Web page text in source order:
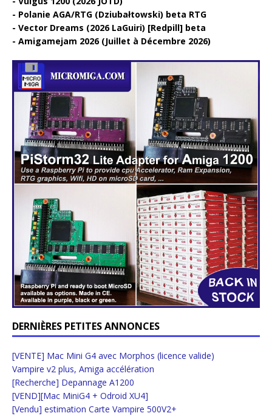
Polanie AGA/RTG (Dziubałtowski) beta RTG
Vector Dreams (2026 LaGuiri) [Redpill] beta
Amigamejam 2026 (Juillet à Décembre 2026)
DERNIÈRES PETITES ANNONCES
[VENTE] Mac Mini G4 avec Morphos (licence valide)
Vampire v2 plus, Amiga accélération
[Recherche] Depannage A1200
[VEND][Mac MiniG4 + Odroid XU4]
[Vendu] estimation Carte Vampire 500V2+